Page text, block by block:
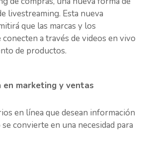
livestreaming. Esta nueva
que las marcas y los
a través de videos en vivo
de productos.
marketing y ventas
en línea que desean información
convierte en una necesidad para